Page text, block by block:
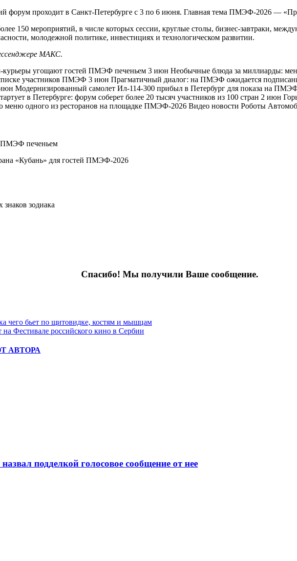
форум проходит в Санкт-Петербурге с 3 по 6 июня. Главная тема ПМЭФ-2026 —
150 мероприятий, в числе которых сессии, круглые столы, бизнес-завтраки,
молодежной политике, инвестициях и технологическом развитии.
МАКС.
угощают гостей ПМЭФ печеньем 3 июн Необычные блюда за миллиарды:
участников ПМЭФ 3 июн Прагматичный диалог: на ПМЭФ ожидается
Модернизированный самолет Ил-114-300 прибыл в Петербург для показа на
в Петербурге: форум соберет более 20 тысяч участников из 100 стран 2 июн
меню одного из ресторанов на площадке ПМЭФ-2026 Видео новости Роботы
ПМЭФ печеньем
«Кубань» для гостей ПМЭФ-2026
знаков зодиака
Спасибо! Мы получили Ваше сообщение.
чего бьет по щитовидке, костям и мышцам
Фестивале российского кино в Сербии
АВТОРА
подделкой голосовое сообщение от нее